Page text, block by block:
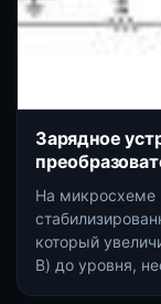
Зарядное
На микросхеме
который
В) до уровня,